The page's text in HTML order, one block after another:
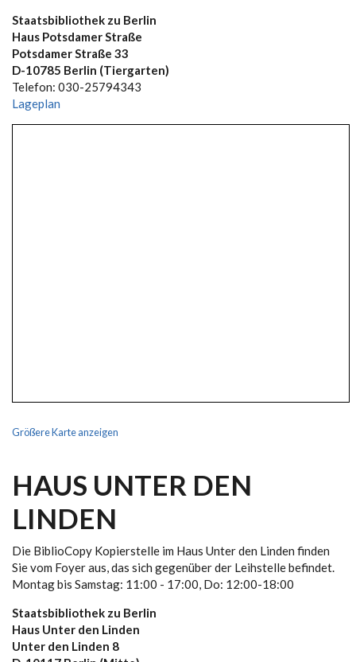
Staatsbibliothek zu Berlin
Haus Potsdamer Straße
Potsdamer Straße 33
D-10785 Berlin (Tiergarten)
Telefon: 030-25794343
Lageplan
Größere Karte anzeigen
HAUS UNTER DEN
LINDEN
Die BiblioCopy Kopierstelle im Haus Unter den Linden finden
Sie vom Foyer aus, das sich gegenüber der Leihstelle befindet.
Montag bis Samstag: 11:00 - 17:00, Do: 12:00-18:00
Staatsbibliothek zu Berlin
Haus Unter den Linden
Unter den Linden 8